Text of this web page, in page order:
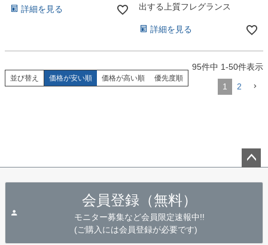
詳細を見る
出する上質フレグランス
詳細を見る
並び替え 価格が安い順 価格が高い順 優先度順
95件中 1-50件表示
1 2
会員登録（無料）
モニター募集など会員限定速報中!!
(ご購入には会員登録が必要です)